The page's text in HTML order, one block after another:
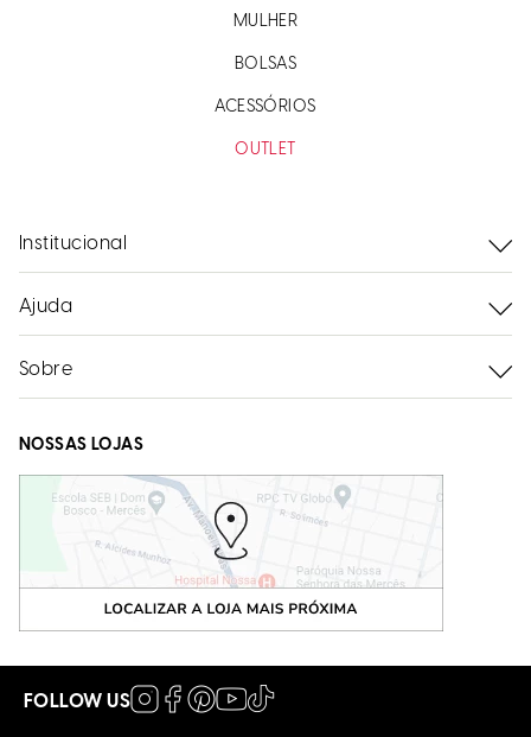
MULHER
BOLSAS
ACESSÓRIOS
OUTLET
Institucional
Ajuda
Sobre
NOSSAS LOJAS
FOLLOW US